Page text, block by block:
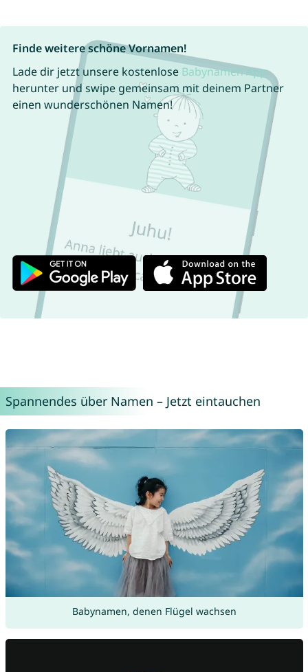
Finde weitere schöne Vornamen!
Lade dir jetzt unsere kostenlose Babynamen App
herunter und swipe gemeinsam mit deinem Partner
einen wunderschönen Namen!
Spannendes über Namen – Jetzt eintauchen
Babynamen, denen Flügel wachsen